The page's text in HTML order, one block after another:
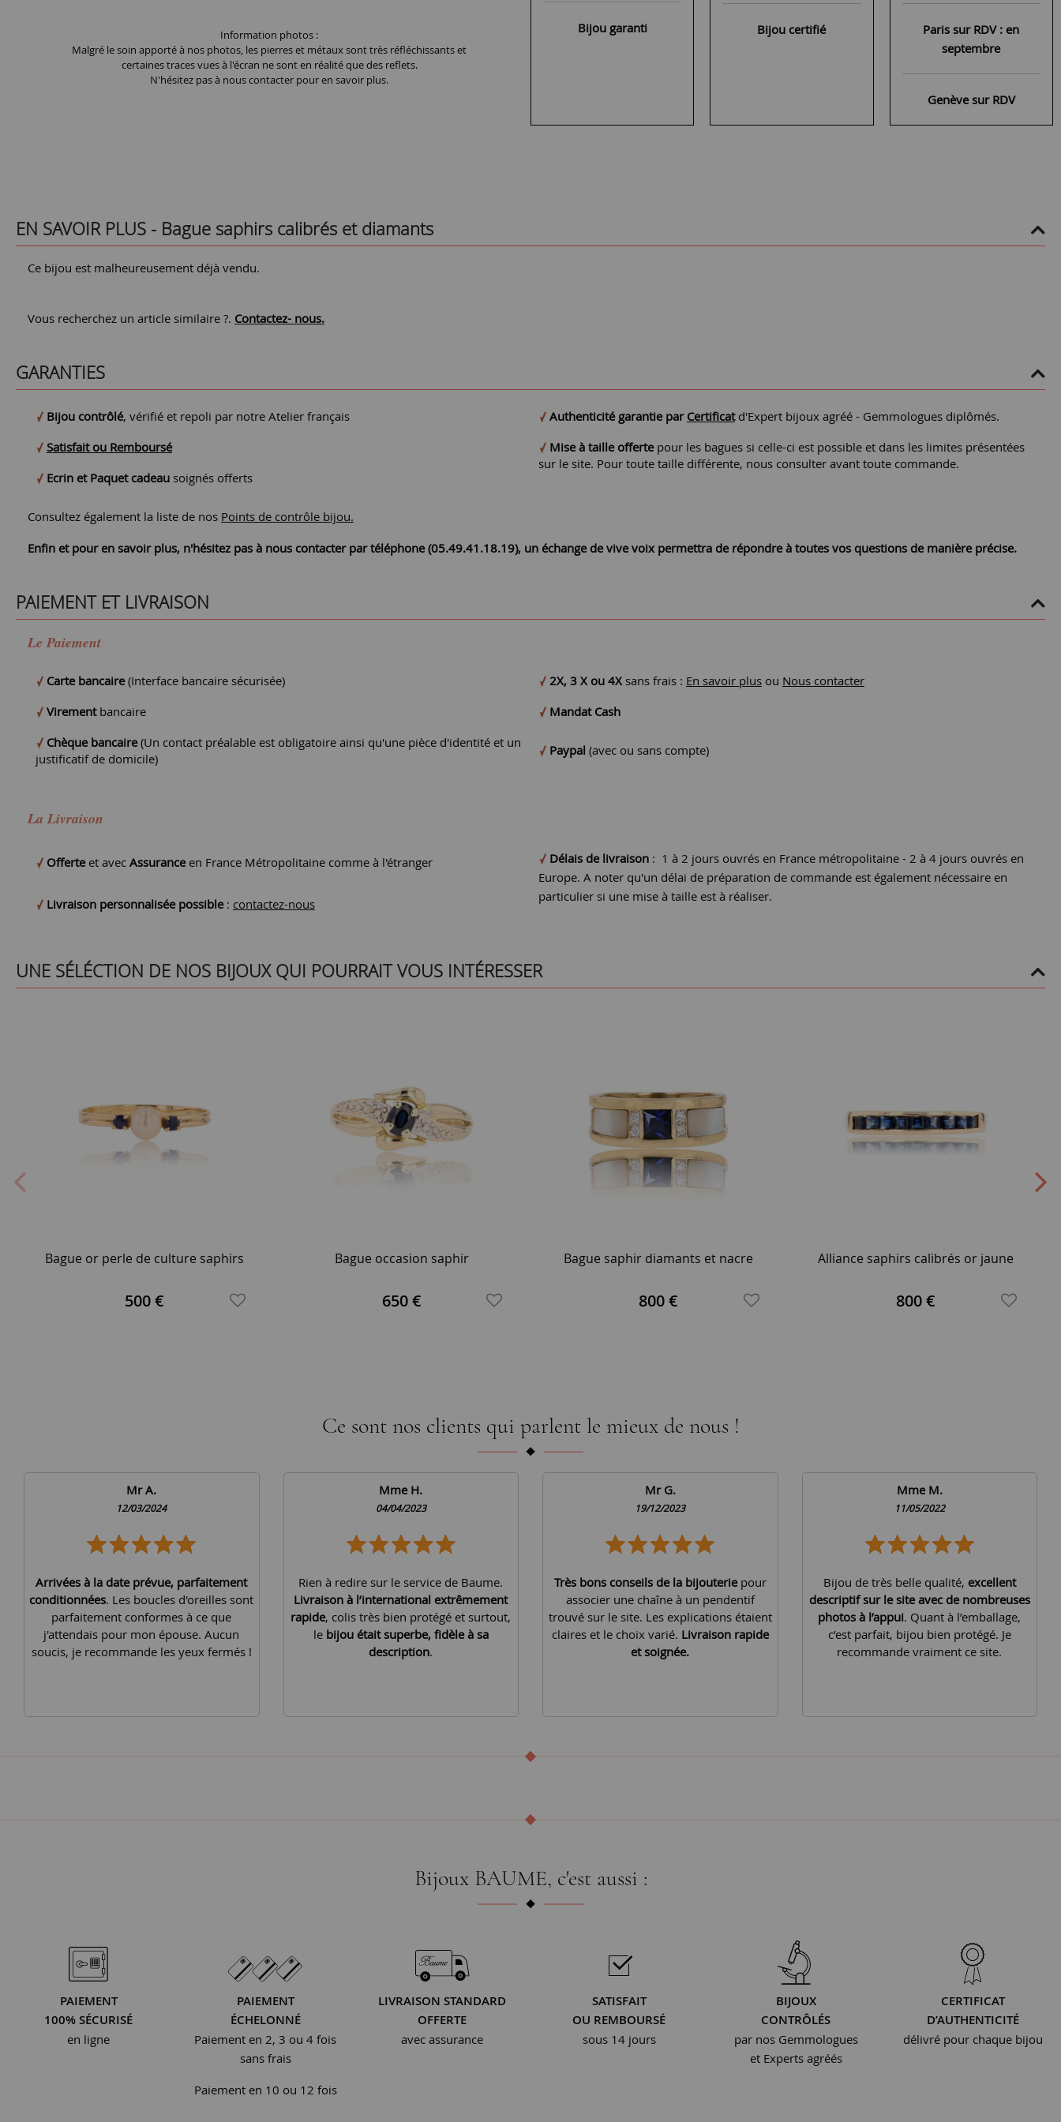
Information photos :
Malgré le soin apporté à nos photos, les pierres et métaux sont très réfléchissants et
certaines traces vues à l'écran ne sont en réalité que des reflets.
N'hésitez pas à nous contacter pour en savoir plus.
Bijou garanti Bijou certifié
Paris sur RDV : en
septembre
Genève sur RDV
EN SAVOIR PLUS - Bague saphirs calibrés et diamants
Ce bijou est malheureusement déjà vendu.
Vous recherchez un article similaire ?. Contactez- nous.
GARANTIES
Bijou contrôlé, vérifié et repoli par notre Atelier français Authenticité garantie par Certificatd'Expert bijoux agréé - Gemmologues diplômés.
Satisfait ou Remboursé
Mise à taille offertepour les bagues si celle-ci est possible et dans les limites présentées
sur le site. Pour toute taille différente, nous consulter avant toute commande.
Ecrin et Paquet cadeau soignés offerts
Consultez également la liste de nos Points de contrôle bijou.
Enfin et pour en savoir plus, n'hésitez pas à nous contacter par téléphone (05.49.41.18.19), un échange de vive voix permettra de répondre à toutes vos questions de manière précise.
PAIEMENT ET LIVRAISON
Le Paiement
Carte bancaire(Interface bancaire sécurisée) 2X, 3 X ou 4X sans frais : En savoir plus ou Nous contacter
Virementbancaire
Mandat Cash
Chèque bancaire(Un contact préalable est obligatoire ainsi qu'une pièce d'identité et un
justificatif de domicile)
Paypal (avec ou sans compte)
La Livraison
Offerteet avec Assuranceen France Métropolitaine comme à l'étranger Délais de livraison : 1 à 2 jours ouvrés en France métropolitaine - 2 à 4 jours ouvrés en
Europe. A noter qu'un délai de préparation de commande est également nécessaire en
particulier si une mise à taille est à réaliser.
Livraison personnalisée possible : contactez-nous
UNE SÉLÉCTION DE NOS BIJOUX QUI POURRAIT VOUS INTÉRESSER
Bague or perle de culture saphirs
500 €
Bague occasion saphir
650 €
Bague saphir diamants et nacre
800 €
Alliance saphirs calibrés or jaune
800 €
Ce sont nos clients qui parlent le mieux de nous !
Mr A.
12/03/2024
Arrivées à la date prévue, parfaitement
conditionnées. Les boucles d'oreilles sont
parfaitement conformes à ce que
j'attendais pour mon épouse. Aucun
soucis, je recommande les yeux fermés !
Mme H.
04/04/2023
Rien à redire sur le service de Baume.
Livraison à l’international extrêmement
rapide, colis très bien protégé et surtout,
le bijou était superbe, fidèle à sa
description.
Mr G.
19/12/2023
Très bons conseils de la bijouteriepour
associer une chaîne à un pendentif
trouvé sur le site. Les explications étaient
claires et le choix varié. Livraison rapide
et soignée.
Mme M.
11/05/2022
Bijou de très belle qualité, excellent
descriptif sur le site avec de nombreuses
photos à l’appui. Quant à l’emballage,
c’est parfait, bijou bien protégé. Je
recommande vraiment ce site.
Bijoux BAUME, c'est aussi :
PAIEMENT
100% SÉCURISÉ
en ligne
PAIEMENT
ÉCHELONNÉ
Paiement en 2, 3 ou 4 fois
sans frais
Paiement en 10 ou 12 fois
LIVRAISON STANDARD
OFFERTE
avec assurance
SATISFAIT
OU REMBOURSÉ
sous 14 jours
BIJOUX
CONTRÔLÉS
par nos Gemmologues
et Experts agréés
CERTIFICAT
D’AUTHENTICITÉ
délivré pour chaque bijou